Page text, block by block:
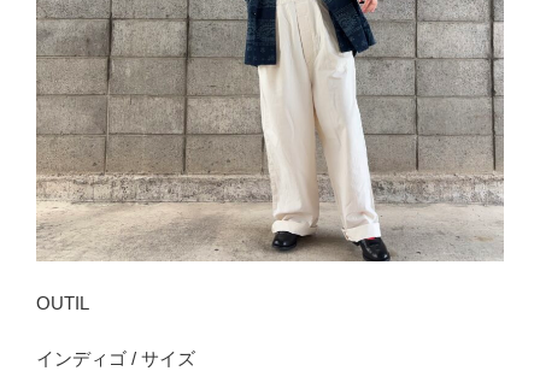
OUTIL
インディゴ / サイズ